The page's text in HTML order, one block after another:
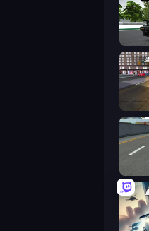
Drift